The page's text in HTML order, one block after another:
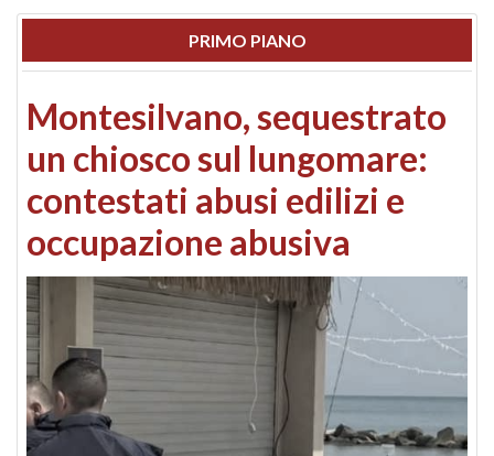
PRIMO PIANO
Montesilvano, sequestrato
un chiosco sul lungomare:
contestati abusi edilizi e
occupazione abusiva